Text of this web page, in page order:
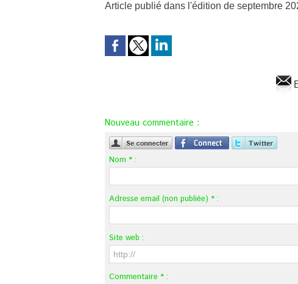
Article publié dans l'édition de septembre
Nouveau commentaire :
Nom * :
Adresse email (non publiée) * :
Site web :
Commentaire * :